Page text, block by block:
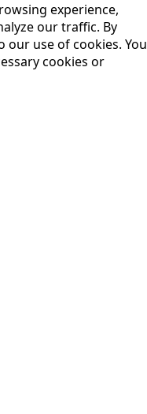
experience,
our traffic. By
our use of cookies. You
cookies or